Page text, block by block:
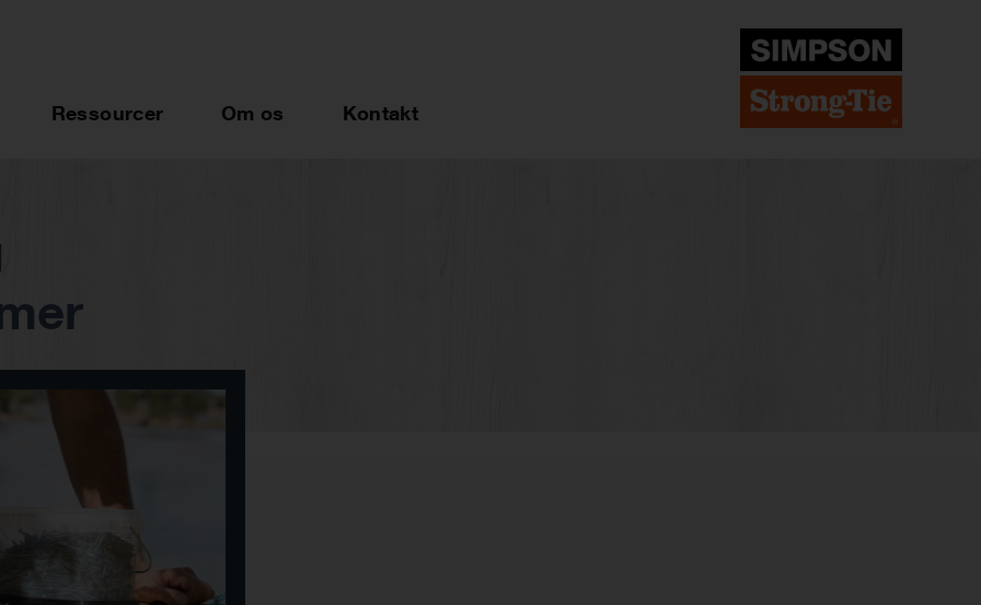
Ressourcer Om os Kontakt